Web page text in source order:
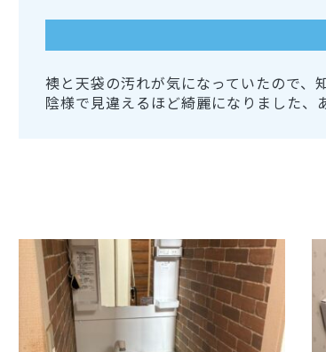
襖と天袋の汚れが気になっていたので、
陰様で見違えるほど綺麗になりました、